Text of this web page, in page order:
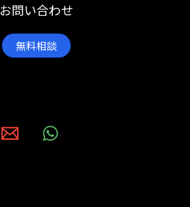
お問い合わせ
無料相談